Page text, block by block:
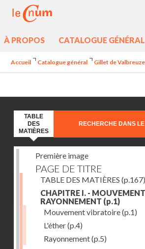
À PROPOS CATALOGUE GÉNÉRAL
Accueil Catalogue général Gillet de
TABLE
DES
MATIÈRES
RECHERCHE DANS
Première image
PAGE DE TITRE
TABLE DES MATIÈRES (p.167)
CHAPITRE I. -
RAYONNEMENT (p.1)
Mouvement vibratoire(p.1)
L'éther(p.4)
Rayonnement(p.5)